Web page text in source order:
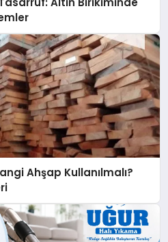
Ahşap Kullanılmalı?